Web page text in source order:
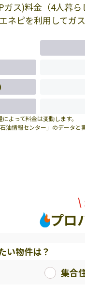
ス)料金（4人暮
ネピを利用してガ
よって料金は変動します。
情報センター」のデータと
\
プロ
い物件は？
集合